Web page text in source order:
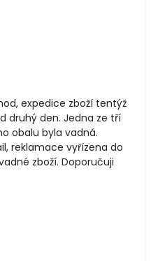
expedice zboží tentýž
druhý den. Jedna ze tří
obalu byla vadná.
reklamace vyřízena do
zboží. Doporučuji